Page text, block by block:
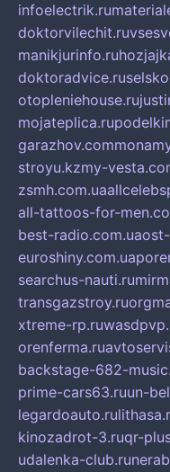
infoelectrik.ru
doktorvilechit.ru
manikjurinfo.ru
doktoradvice.ru
otopleniehouse.ru
mojateplica.ru
garazhov.com
stroyu.kzmy-
zsmh.com.ua
all-tattoos-for-
best-radio.com.ua
euroshiny.com.ua
searchus-nauti.ru
transgazstroy.ru
xtreme-rp.ru
orenferma.ru
backstage-682-
prime-cars63.ruun-
legardoauto.ru
kinozadrot-3.ruqr-
udalenka-club.ru